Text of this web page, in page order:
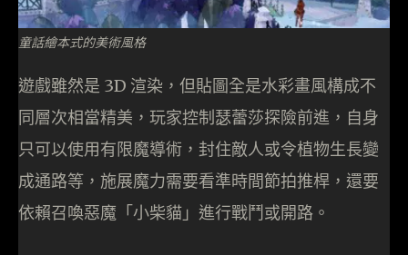
童話繪本式的美術風格
遊戲雖然是 3D 渲染，但貼圖全是水彩畫風構成不
同層次相當精美，玩家控制瑟蕾莎探險前進，自身
只可以使用有限魔導術，封住敵人或令植物生長變
成通路等，施展魔力需要看準時間節拍推桿，還要
依賴召喚惡魔「小柴貓」進行戰鬥或開路。